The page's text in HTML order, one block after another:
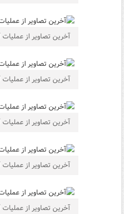
آخرین تصاویر از
آخرین تصاویر از
آخرین تصاویر از
آخرین تصاویر از
آخرین تصاویر از